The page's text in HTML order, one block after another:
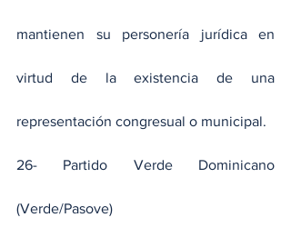
mantienen su personería jurídica en
virtud de la existencia de una
representación congresual o municipal.
26- Partido Verde Dominicano
(Verde/Pasove)